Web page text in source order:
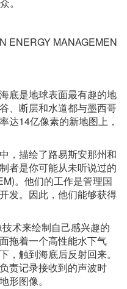
。
MANAGEMEN
是地球表面最有趣的地
、断层和水道都与墨西哥
达14亿像素的新地图上，
描绘了路易斯安那州和
者是你可能从未听说过的
。他们的工作是管理国
发。因此，他们能够获得
术来绘制自己感兴趣的
拖着一个高性能水下气
，触到海底后反射回来。
责记录接收到的声波时
形图像。